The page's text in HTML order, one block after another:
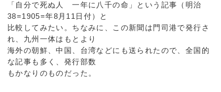
「自分で死ぬ人 一年に八千の命」という記事（明治
38=1905=年8月11日付）と
比較してみたい。ちなみに、この新聞は門司港で発行さ
れ、九州一体はもとより
海外の朝鮮、中国、台湾などにも送られたので、全国的
な記事も多く、発行部数
もかなりのものだった。